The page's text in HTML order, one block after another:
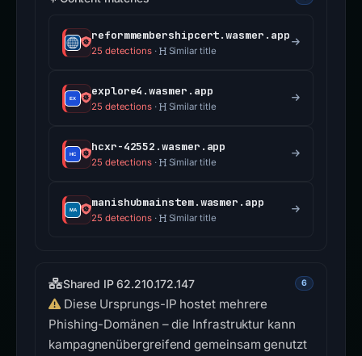
reformmembershipcert.wasmer.app
25 detections· Similar title
explore4.wasmer.app
25 detections· Similar title
hcxr-42552.wasmer.app
25 detections· Similar title
manishubmainstem.wasmer.app
25 detections· Similar title
Shared IP 62.210.172.147 6
Diese Ursprungs-IP hostet mehrere
Phishing-Domänen – die Infrastruktur kann
kampagnenübergreifend gemeinsam genutzt